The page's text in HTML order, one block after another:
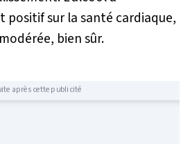
positif sur la santé cardiaque,
bien sûr.
après cette publicité